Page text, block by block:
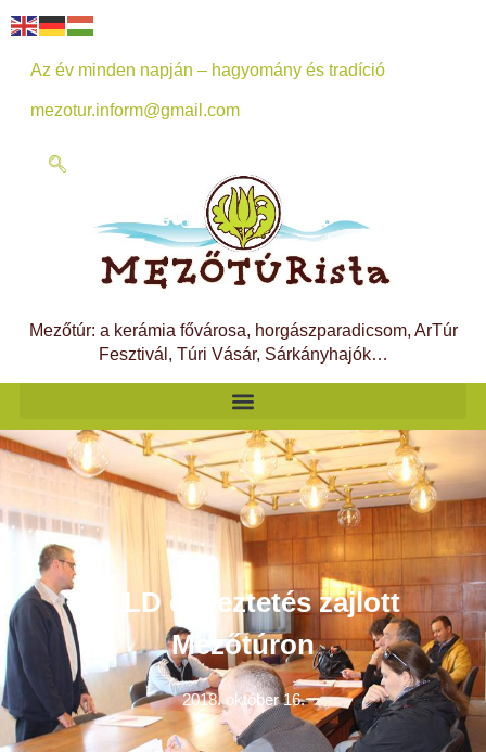
Az év minden napján – hagyomány és tradíció
mezotur.inform@gmail.com
Mezőtúr: a kerámia fővárosa, horgászparadicsom, ArTúr
Fesztivál, Túri Vásár, Sárkányhajók…
CLLD egyeztetés zajlott
Mezőtúron
2018. október 16.